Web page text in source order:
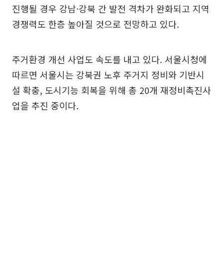
진행될 경우 강남·강북 간 발전 격차가 완화되고 지역
경쟁력도 한층 높아질 것으로 전망하고 있다.
주거환경 개선 사업도 속도를 내고 있다. 서울시청에
따르면 서울시는 강북권 노후 주거지 정비와 기반시
설 확충, 도시기능 회복을 위해 총 20개 재정비촉진사
업을 추진 중이다.